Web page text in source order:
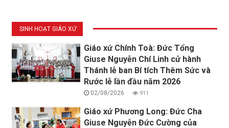
SINH HOẠT GIÁO XỨ
Giáo xứ Chính Toà: Đức Tổng
Giuse Nguyễn Chí Linh cử hành
Thánh lễ ban Bí tích Thêm Sức và
Rước lễ lần đầu năm 2026
02/08/2026 911
Giáo xứ Phương Long: Đức Cha
Giuse Nguyễn Đức Cường của